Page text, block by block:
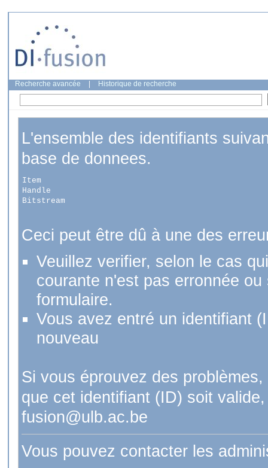
Recherche avancée Historique de recherche
L'ensemble des identifiants
base de donnees.
Item
Handle
Bitstream
Ceci peut être dû à une des
Veuillez verifier, selon le cas
courante n'est pas erronnée
formulaire.
Vous avez entré un identifiant
nouveau
Si vous éprouvez des
que cet identifiant (ID) soit
fusion@ulb.ac.be
Vous pouvez contacter les